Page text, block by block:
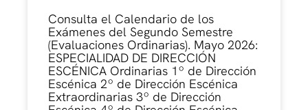
Consulta el Calendario de los
Exámenes del Segundo Semestre
(Evaluaciones Ordinarias). Mayo 2026:
ESPECIALIDAD DE DIRECCIÓN
ESCÉNICA Ordinarias 1º de Dirección
Escénica 2º de Dirección Escénica
Extraordinarias 3º de Dirección